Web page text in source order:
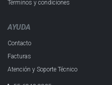
Términos y condiciones
AYUDA
Contacto
Facturas
Atención y Soporte Técnico